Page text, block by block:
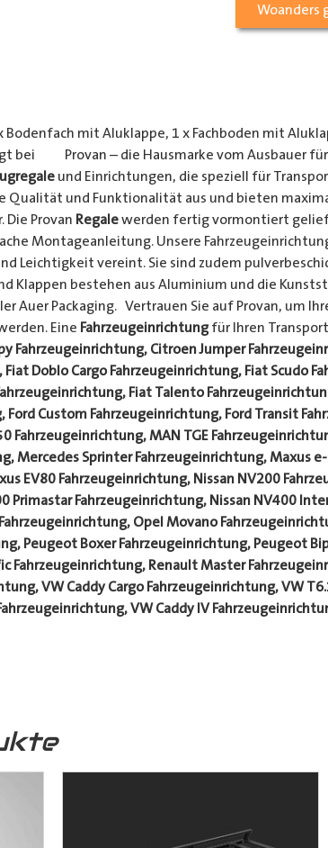
Woanders
mit Aluklappe, 1 x Fachboden mit
bei Provan – die Hausmarke vom Ausbauer für
und Einrichtungen, die speziell für
Qualität und Funktionalität aus und bieten
Provan Regalewerden fertig vormontiert
Montageanleitung. Unsere
Leichtigkeit vereint. Sie sind zudem
Klappen bestehen aus Aluminium und die
Auer Packaging. Vertrauen Sie auf Provan, um
Eine Fahrzeugeinrichtungfür Ihren
Fahrzeugeinrichtung, Citroen Jumper
Doblo Cargo Fahrzeugeinrichtung, Fiat Scudo
Fiat Talento
Ford Custom Fahrzeugeinrichtung, Ford Transit
Fahrzeugeinrichtung, MAN TGE
Mercedes Sprinter Fahrzeugeinrichtung, Maxus
EV80 Fahrzeugeinrichtung, Nissan NV200
Primastar Fahrzeugeinrichtung, Nissan NV400
Opel Movano
Peugeot Boxer Fahrzeugeinrichtung, Peugeot
Fahrzeugeinrichtung, Renault Master
VW Caddy Cargo Fahrzeugeinrichtung, VW
VW Caddy IV